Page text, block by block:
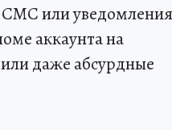
СМС или
аккаунта на
даже абсурдные